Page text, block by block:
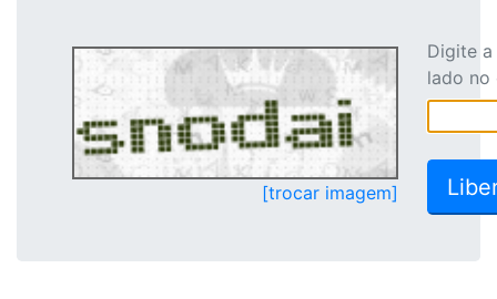
[trocar imagem]
Digite
lado no